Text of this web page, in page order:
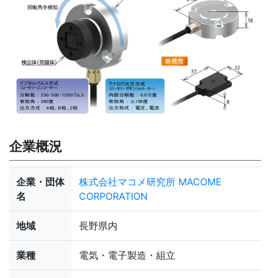
企業概況
企業・団体
名
株式会社マコメ研究所 MACOME
CORPORATION
地域 長野県内
業種 電気・電子製造・組立